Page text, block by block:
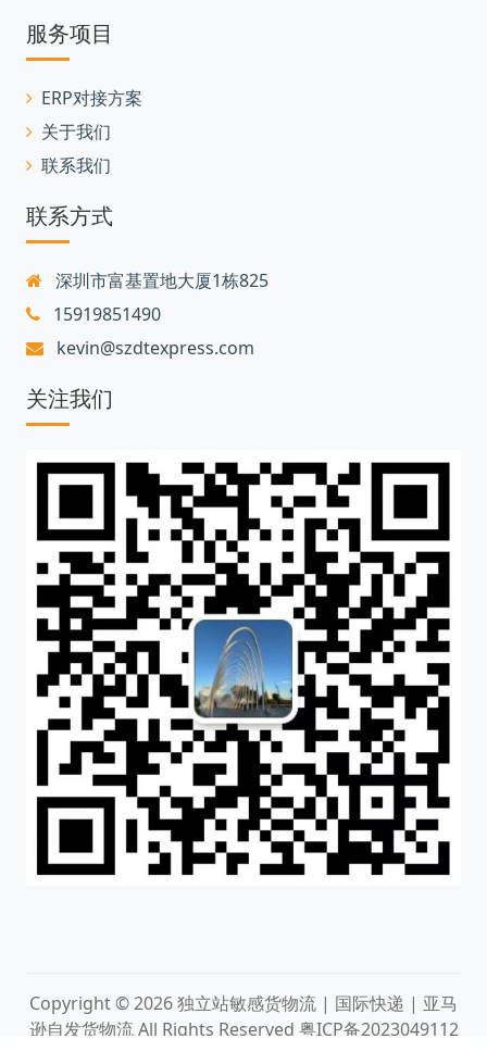
服务项目
ERP对接方案
关于我们
联系我们
联系方式
深圳市富基置地大厦1栋825
15919851490
kevin@szdtexpress.com
关注我们
Copyright © 2026独立站敏感货物流 | 国际快递 | 亚马
逊自发货物流All Rights Reserved 粤ICP备2023049112